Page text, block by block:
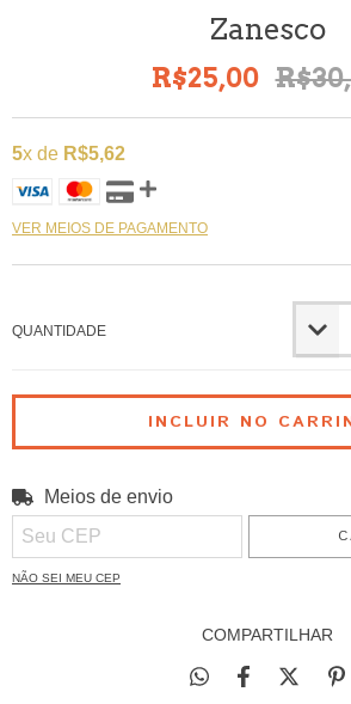
Zanesco
R$25,00
5x de R$5,62
VER MEIOS DE PAGAMENTO
QUANTIDADE
Entregas para o CEP:
Meios de envio
NÃO SEI MEU CEP
COMPARTILHAR